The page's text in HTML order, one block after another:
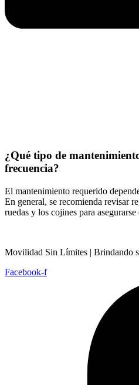
¿Qué tipo de
frecuencia?
El mantenimiento requerido
En general, se recomienda revisar
ruedas y los cojines para
Movilidad Sin Límites | Brindando
Facebook-f